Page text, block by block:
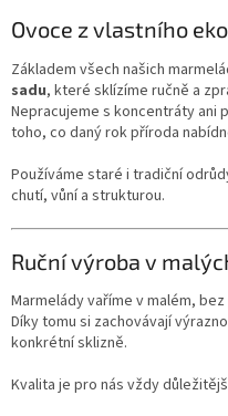
Ovoce z vlastního
Základem všech našich
sadu, které sklízíme ručně a
Nepracujeme s koncentráty ani
toho, co daný rok příroda
Používáme staré i tradiční
chutí, vůní a strukturou.
Ruční výroba v
Marmelády vaříme v malém,
Díky tomu si zachovávají
konkrétní sklizně.
Kvalita je pro nás vždy